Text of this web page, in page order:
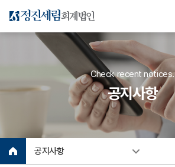
Check recent notices.
공지사항
공지사항